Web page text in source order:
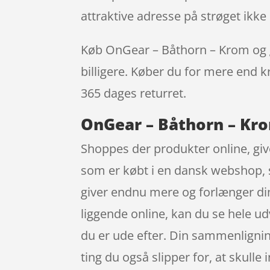
attraktive adresse på strøget
Køb OnGear – Båthorn – Krom
billigere. Køber du for mere end
365 dages returret.
OnGear – Båthorn –
Shoppes der produkter online,
som er købt i en dansk
giver endnu mere og forlænger
liggende online, kan du se hele
du er ude efter. Din
ting du også slipper for, at skulle